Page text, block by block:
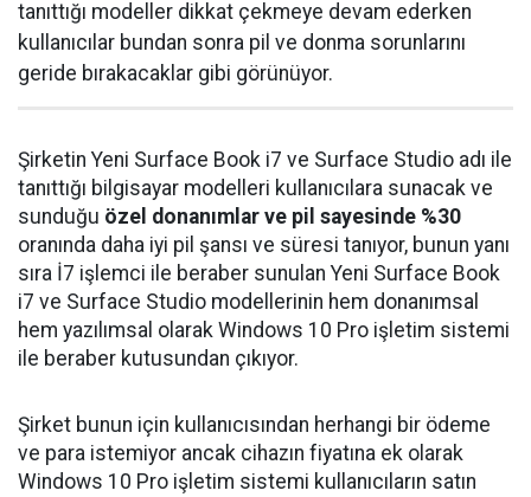
tanıttığı modeller dikkat çekmeye devam ederken
kullanıcılar bundan sonra pil ve donma sorunlarını
geride bırakacaklar gibi görünüyor.
Şirketin Yeni Surface Book i7 ve Surface Studio adı ile
tanıttığı bilgisayar modelleri kullanıcılara sunacak ve
sunduğu özel donanımlar ve pil sayesinde %30
oranında daha iyi pil şansı ve süresi tanıyor, bunun yanı
sıra İ7 işlemci ile beraber sunulan Yeni Surface Book
i7 ve Surface Studio modellerinin hem donanımsal
hem yazılımsal olarak Windows 10 Pro işletim sistemi
ile beraber kutusundan çıkıyor.
Şirket bunun için kullanıcısından herhangi bir ödeme
ve para istemiyor ancak cihazın fiyatına ek olarak
Windows 10 Pro işletim sistemi kullanıcıların satın